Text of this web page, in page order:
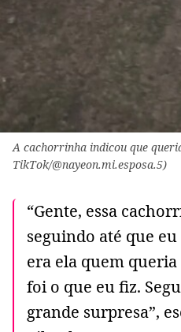
A cachorrinha indicou que
TikTok/@nayeon.mi.esposa.5)
“Gente, essa
seguindo até que
era ela quem queria
foi o que eu fiz.
grande surpresa”,